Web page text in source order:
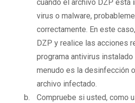
cuando el archivo DZP está
virus o malware,
correctamente. En este
DZP y realice las acciones
programa antivirus
menudo es la desinfección
archivo infectado.
Compruebe si usted, como